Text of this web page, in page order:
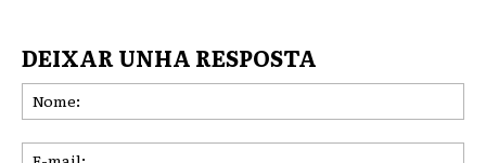
DEIXAR UNHA RESPOSTA